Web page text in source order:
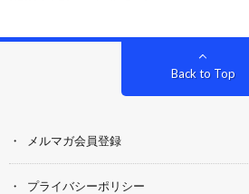
Back to Top
メルマガ会員登録
プライバシーポリシー